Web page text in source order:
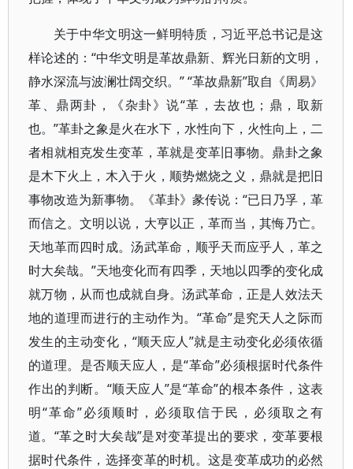
关于中华文明这一鲜明特质，习近平总书记是这
样论述的：“中华文明是革故鼎新、辉光日新的文明，
静水深流与波澜壮阔交织。” “革故鼎新”取自《周易》
革、鼎两卦，《杂卦》说“革，去故也；鼎，取新
也。”革卦之象是火在水下，水性向下，火性向上，二
者相就相克发生变革，革就是变革旧事物。鼎卦之象
是木下火上，木入于火，顺势燃烧之义，鼎就是把旧
事物改造为新事物。《革卦》彖传说：“已日乃孚，革
而信之。文明以说，大亨以正，革而当，其悔乃亡。
天地革而四时成。汤武革命，顺乎天而应乎人，革之
时大矣哉。”天地变化而有四季，天地以四季的变化成
就万物，从而也成就自身。汤武革命，正是人效法天
地的道理而进行的主动作为。“革命”是究天人之际而
发生的主动变化，“顺天应人”就是主动变化必须依循
的道理。是否顺天应人，是“革命”必须根据时代条件
作出的判断。“顺天应人”是“革命”的根本条件，这表
明“革命”必须顺时，必须取信于民，必须取之有
道。“革之时大矣哉”是对变革提出的要求，变革要根
据时代条件，选择变革的时机。这是变革成功的必然